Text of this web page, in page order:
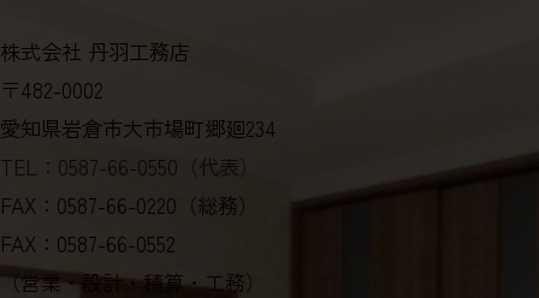
当社が個人情報を収集・利用する目的は，以下のとおりで
（1）ユーザーに自分の登録情報の閲覧や修正，利用状況の閲
覧を行っていただくために，氏名，住所，連絡先，支払方法
などの登録情報，利用されたサービスや購入された商品，お
よびそれらの代金などに関する情報を表示する目的
（2）ユーザーにお知らせや連絡をするためにメールアドレス
を利用する場合やユーザーに商品を送付したり必要に応じて
連絡したりするため，氏名や住所などの連絡先情報を利用す
株式会社 丹羽工務店
〒482-0002
愛知県岩倉市大市場町郷廻234
TEL：0587-66-0550（代表）
FAX：0587-66-0220（総務）
FAX：0587-66-0552
（営業・設計・積算・工務）